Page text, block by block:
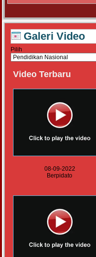
Galeri Video
Pilih
Video Terbaru
08-09-2022
Berpidato